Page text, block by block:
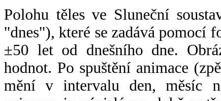
Polohu těles ve Sluneční
"dnes"), které se zadává pomocí
±50 let od dnešního dne.
hodnot. Po spuštění animace
mění v intervalu den, měsíc